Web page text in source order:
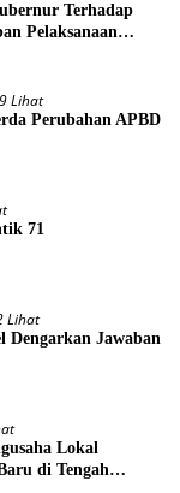
Terhadap
Pelaksanaan
Lihat
Perubahan APBD
71
Lihat
Dengarkan Jawaban
Lokal
di Tengah